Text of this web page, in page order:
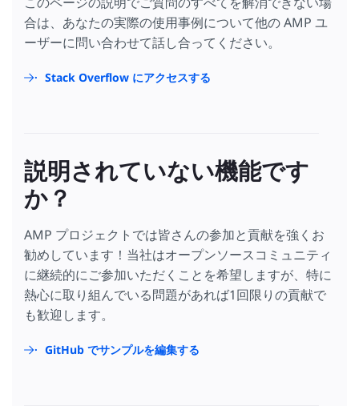
合は、あなたの実際の使用事例について他の AMP ユ
ーザーに問い合わせて話し合ってください。
Stack Overflow にアクセスする
説明されていない機能です
か？
AMP プロジェクトでは皆さんの参加と貢献を強くお
勧めしています！当社はオープンソースコミュニティ
に継続的にご参加いただくことを希望しますが、特に
熱心に取り組んでいる問題があれば1回限りの貢献で
も歓迎します。
GitHub でサンプルを編集する